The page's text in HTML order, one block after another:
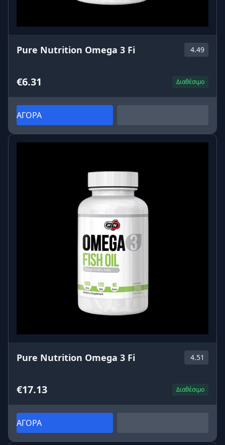
Pure Nutrition Omega 3 Fi 4.49
€6.31 Διαθέσιμο
ΑΓΟΡΑ
Pure Nutrition Omega 3 Fi 4.51
€17.13 Διαθέσιμο
ΑΓΟΡΑ